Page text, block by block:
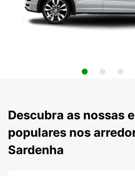
Descubra as nossas
populares nos
Sardenha